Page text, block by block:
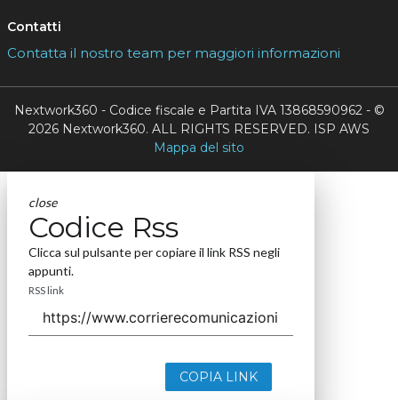
Contatti
Contatta il nostro team per maggiori informazioni
Nextwork360 - Codice fiscale e Partita IVA 13868590962 - ©
2026 Nextwork360. ALL RIGHTS RESERVED. ISP AWS
Mappa del sito
close
Codice Rss
Clicca sul pulsante per copiare il link RSS negli
appunti.
RSS link
COPIA LINK